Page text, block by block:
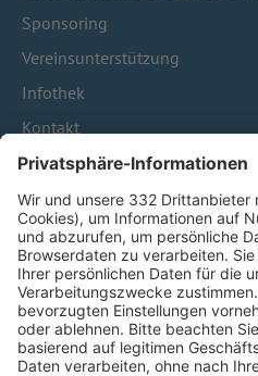
Sponsoring
Vereinsunterstützung
Infothek
Kontakt
HÄUFIG BESUCHTE
Pässe und Vereinswechsel
Trainerausbildung
Schulungsangebot
BFV-Geschäftsstellen
Trainerbörse